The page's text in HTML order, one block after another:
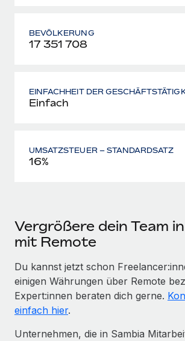
BEVÖLKERUNG
17 351 708
EINFACHHEIT DER
Einfach
UMSATZSTEUER – STANDARDSATZ
16%
Vergrößere dein Team
mit Remote
Du kannst jetzt schon
einigen Währungen über Remote
Expert:innen beraten dich gerne.
einfach hier.
Unternehmen, die in Sambia